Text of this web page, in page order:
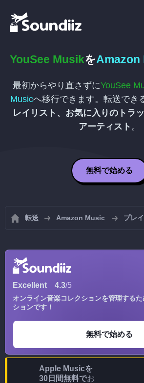
YouSee MusikをAmazon
最初からやり直さずにYouSee
Musicへ移行できます。転送でき
レイリスト、お気に入りのトラ
アーティスト 。
無料で始める
転送 Amazon Music プレ
Excellent 4.3/5
オンライン音楽コレクションを管理する
ションです！
無料で始める
Apple Musicを
30日間無料でお